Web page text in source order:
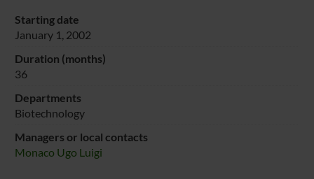
Starting date
January 1, 2002
Duration (months)
36
Departments
Biotechnology
Managers or local contacts
Monaco Ugo Luigi